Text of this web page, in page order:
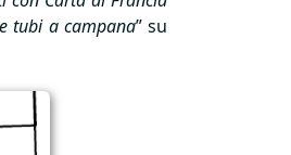
tubi a campana” su